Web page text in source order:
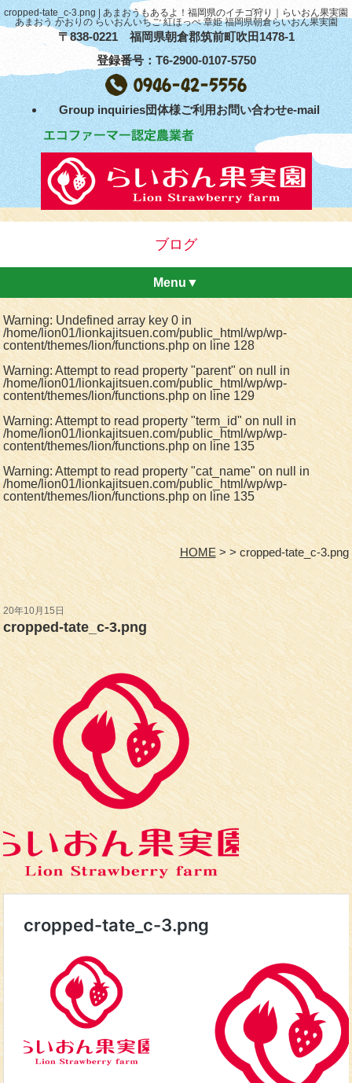
cropped-tate_c-3.png | あまおうもあるよ！福岡県のイチゴ狩り｜らいおん果実園
あまおう かおりの らいおんいちご 紅ほっぺ 章姫 福岡県朝倉らいおん果実園
〒838-0221 福岡県朝倉郡筑前町吹田1478-1
登録番号：T6-2900-0107-5750
Group inquiries団体様ご利用お問い合わせe-mail
ブログ
Menu▼
Warning: Undefined array key 0 in
/home/lion01/lionkajitsuen.com/public_html/wp/wp-
content/themes/lion/functions.phpon line128
Warning: Attempt to read property "parent" on null in
/home/lion01/lionkajitsuen.com/public_html/wp/wp-
content/themes/lion/functions.php on line129
Warning: Attempt to read property "term_id" on null in
/home/lion01/lionkajitsuen.com/public_html/wp/wp-
content/themes/lion/functions.phpon line135
Warning: Attempt to read property "cat_name" on null in
/home/lion01/lionkajitsuen.com/public_html/wp/wp-
content/themes/lion/functions.phpon line 135
HOME cropped-tate_c-3.png
20年10月15日
cropped-tate_c-3.png